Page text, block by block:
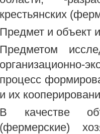
крестьянских
Предмет и объект
Предметом
процесс
и их
В качестве
(фермерские)